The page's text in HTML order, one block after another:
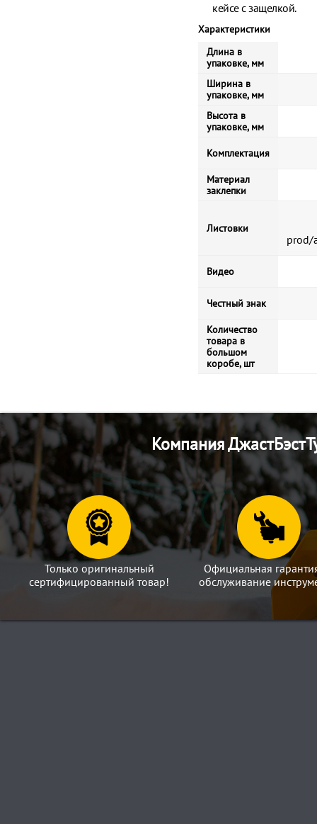
кейсе с защелкой.
Характеристики
Длина в
упаковке, мм
Ширина в
упаковке, мм
Высота в
упаковке, мм
Комплектация
Материал
заклепки
Листовки
prod/
Видео
Честный знак
Количество
товара в
большом
коробе, шт
Компания
Только оригинальный
сертифицированный товар!
Официальная
обслуживание